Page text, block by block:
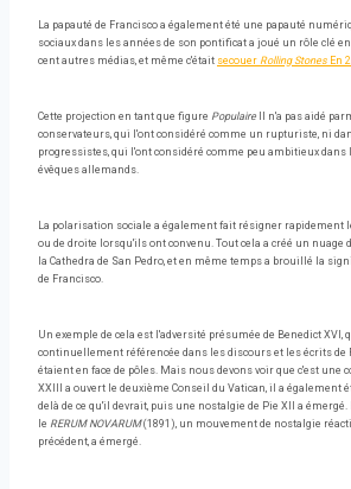
La papauté de Francisco a également été une papauté
sociaux dans les années de son pontificat a joué un rôle clé
cent autres médias, et même c'était secouer Rolling Stones En
Cette projection en tant que figure Populaire Il n'a pas aidé
conservateurs, qui l'ont considéré comme un rupturiste, ni
progressistes, qui l'ont considéré comme peu ambitieux
évêques allemands.
La polarisation sociale a également fait résigner rapidement
ou de droite lorsqu'ils ont convenu. Tout cela a créé un nuage
la Cathedra de San Pedro, et en même temps a brouillé la
de Francisco.
Un exemple de cela est l'adversité présumée de Benedict XVI,
continuellement référencée dans les discours et les écrits de
étaient en face de pôles. Mais nous devons voir que c'est une
XXIII a ouvert le deuxième Conseil du Vatican, il a également
delà de ce qu'il devrait, puis une nostalgie de Pie XII a
le RERUM NOVARUM(1891), un mouvement de nostalgie
précédent, a émergé.